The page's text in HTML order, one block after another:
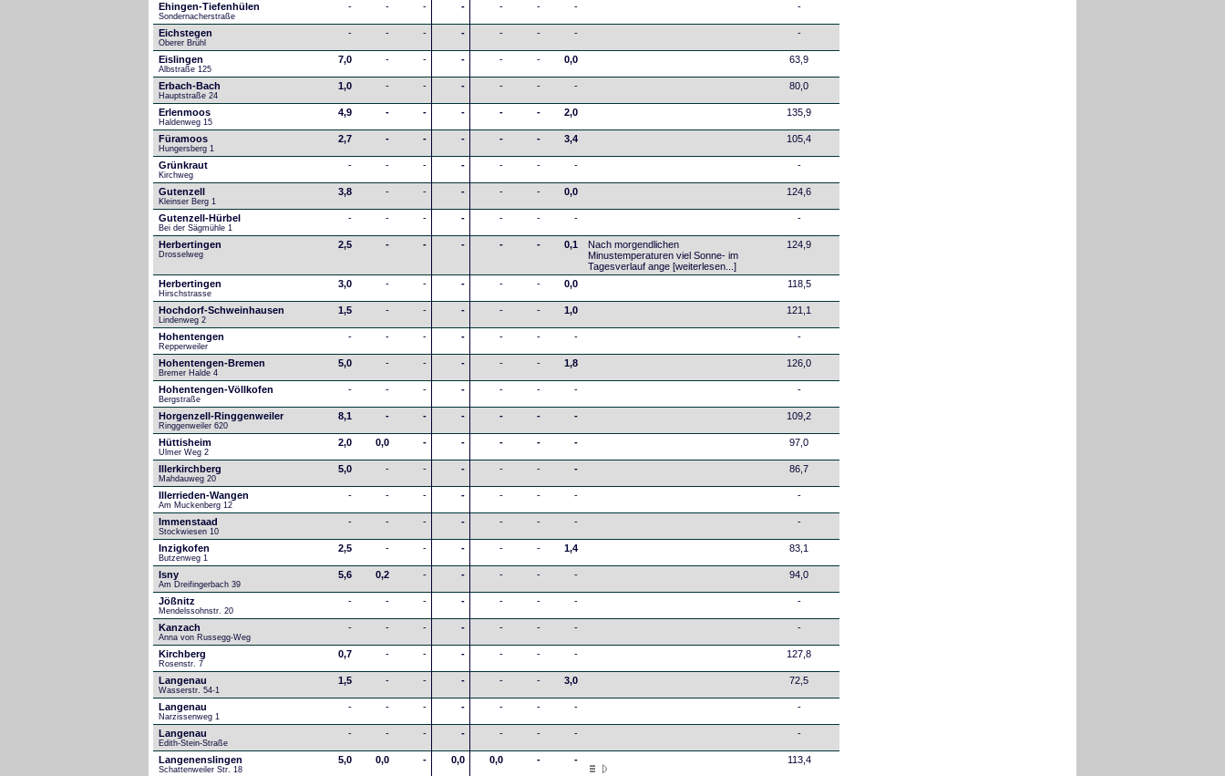
Ehingen-Tiefenhülen
Sondernacherstraße
- - - - - - - -
Eichstegen
Oberer Brühl
- - - - - - - -
Eislingen
Albstraße 125
7,0 - - - - - 0,0 63,9
Erbach-Bach
Hauptstraße 24
1,0 - - - - - - 80,0
Erlenmoos
Haldenweg 15
4,9 - - - - - 2,0 135,9
Füramoos
Hungersberg 1
2,7 - - - - - 3,4 105,4
Grünkraut
Kirchweg
- - - - - - - -
Gutenzell
Kleinser Berg 1
3,8 - - - - - 0,0 124,6
Gutenzell-Hürbel
Bei der Sägmühle 1
- - - - - - - -
Herbertingen
Drosselweg
2,5 - - - - - 0,1
Nach morgendlichen
Minustemperaturen viel Sonne- im
Tagesverlauf ange [weiterlesen...]
124,9
Herbertingen
Hirschstrasse
3,0 - - - - - 0,0 118,5
Hochdorf-Schweinhausen
Lindenweg 2
1,5 - - - - - 1,0 121,1
Hohentengen
Repperweiler
- - - - - - - -
Hohentengen-Bremen
Bremer Halde 4
5,0 - - - - - 1,8 126,0
Hohentengen-Völlkofen
Bergstraße
- - - - - - - -
Horgenzell-Ringgenweiler
Ringgenweiler 620
8,1 - - - - - - 109,2
Hüttisheim
Ulmer Weg 2
2,0 0,0 - - - - - 97,0
Illerkirchberg
Mahdauweg 20
5,0 - - - - - - 86,7
Illerrieden-Wangen
Am Muckenberg 12
- - - - - - - -
Immenstaad
Stockwiesen 10
- - - - - - - -
Inzigkofen
Butzenweg 1
2,5 - - - - - 1,4 83,1
Isny
Am Dreifingerbach 39
5,6 0,2 - - - - - 94,0
Jößnitz
Mendelssohnstr. 20
- - - - - - - -
Kanzach
Anna von Russegg-Weg
- - - - - - - -
Kirchberg
Rosenstr. 7
0,7 - - - - - - 127,8
Langenau
Wasserstr. 54-1
1,5 - - - - - 3,0 72,5
Langenau
Narzissenweg 1
- - - - - - - -
Langenau
Edith-Stein-Straße
- - - - - - - -
Langenenslingen
Schattenweiler Str. 18
5,0 0,0 - 0,0 0,0 - - 113,4